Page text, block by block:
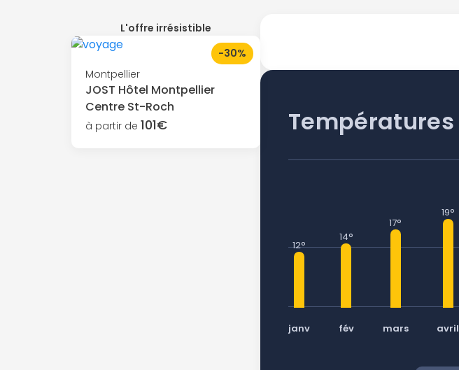
L'offre irrésistible
Montpellier
JOST Hôtel Montpellier
Centre St-Roch
à partir de 101€
-30%
Températures
janv
12°
fév
14°
mars
17°
avril
19°